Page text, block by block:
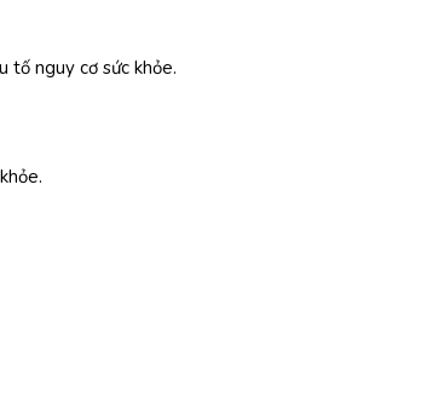
mẹ mang thai đôi hoặc đa thai, đồng thời đánh
hơn dựa trên chiều dài đầu mông của thai nhi.
vấn đề liên quan đến bất thường nhiễm sắc
gồm tim, thành bụng, tay chân, hộp sọ, bánh
tố nguy cơ sức khỏe.